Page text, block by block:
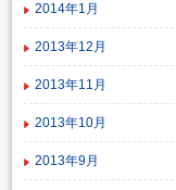
2014年1月
2013年12月
2013年11月
2013年10月
2013年9月